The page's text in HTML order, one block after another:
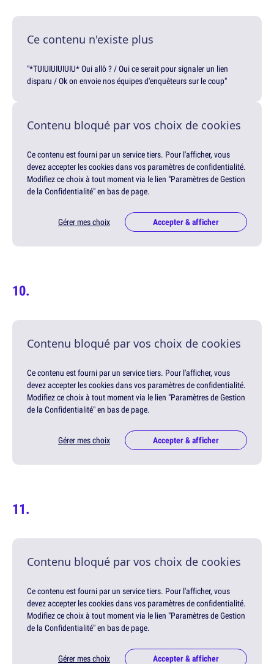
Ce contenu n'existe plus
"*TUIUIUIUIUIU* Oui allô ? / Oui ce serait pour signaler un lien
disparu / Ok on envoie nos équipes d'enquêteurs sur le coup"
Contenu bloqué par vos choix de cookies
Ce contenu est fourni par un service tiers. Pour l'afficher, vous
devez accepter les cookies dans vos paramètres de confidentialité.
Modifiez ce choix à tout moment via le lien "Paramètres de Gestion
de la Confidentialité" en bas de page.
Gérer mes choix Accepter & afficher
Contenu bloqué par vos choix de cookies
Ce contenu est fourni par un service tiers. Pour l'afficher, vous
devez accepter les cookies dans vos paramètres de confidentialité.
Modifiez ce choix à tout moment via le lien "Paramètres de Gestion
de la Confidentialité" en bas de page.
Gérer mes choix Accepter & afficher
Contenu bloqué par vos choix de cookies
Ce contenu est fourni par un service tiers. Pour l'afficher, vous
devez accepter les cookies dans vos paramètres de confidentialité.
Modifiez ce choix à tout moment via le lien "Paramètres de Gestion
de la Confidentialité" en bas de page.
Gérer mes choix Accepter & afficher